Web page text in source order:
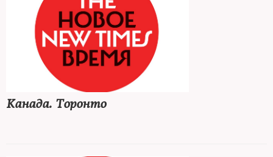
Канада. Торонто